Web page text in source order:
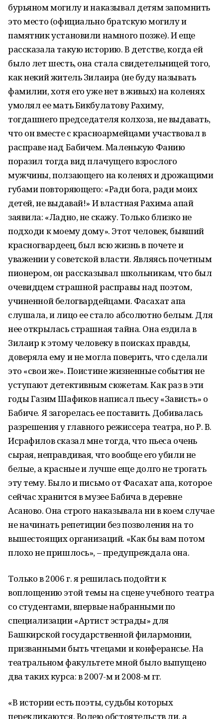
бурьяном могилу и наказывал детям запомнить
это место (официально братскую могилу и
памятник установили намного позже). И еще
рассказала такую историю. В детстве, когда ей
было лет шесть, она стала свидетельницей того,
как некий житель Зилаира (не буду называть
фамилии, хотя его уже нет в живых) на коленях
умолял ее мать Бикбулатову Рахиму,
тогдашнего председателя колхоза, не выдавать,
что он вместе с красноармейцами участвовал в
расправе над Бабичем. Маленькую Фанию
поразил тогда вид плачущего взрослого
мужчины, ползающего на коленях и дрожащими
губами повторяющего: «Ради бога, ради моих
детей, не выдавай!» И властная Рахима апай
заявила: «Ладно, не скажу. Только близко не
подходи к моему дому». Этот человек, бывший
красногвардеец, был всю жизнь в почете и
уважении у советской власти. Являясь почетным
пионером, он рассказывал школьникам, что был
очевидцем страшной расправы над поэтом,
учиненной белогвардейцами. Фасахат апа
слушала, и лицо ее стало абсолютно белым. Для
нее открылась страшная тайна. Она ездила в
Зилаир к этому человеку в поисках правды,
доверяла ему и не могла поверить, что сделали
это «свои же». Поистине жизненные события не
уступают детективным сюжетам. Как раз в эти
годы Газим Шафиков написал пьесу «Зависть» о
Бабиче. Я загорелась ее поставить. Добивалась
разрешения у главного режиссера театра, но Р. В.
Исрафилов сказал мне тогда, что пьеса очень
сырая, неправдивая, что вообще его убили не
белые, а красные и лучше еще долго не трогать
эту тему. Было и письмо от Фасахат апа, которое
сейчас хранится в музее Бабича в деревне
Асаново. Она строго наказывала ни в коем случае
не начинать репетиции без позволения на то
вышестоящих организаций. «Как бы вам потом
плохо не пришлось», – предупреждала она.
Только в 2006 г. я решилась подойти к
воплощению этой темы на сцене учебного театра
со студентами, впервые набранными по
специализации «Артист эстрады» для
Башкирской государственной филармонии,
призванными быть чтецами и конферансье. На
театральном факультете мной было выпущено
два таких курса: в 2007-м и 2008-м гг.
«В истории есть поэты, судьбы которых
перекликаются. Волею обстоятельств ли, а